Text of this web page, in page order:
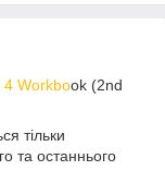
4 Workbook (2nd
тільки
та останнього